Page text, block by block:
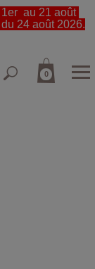
1er au 21 août
24 août 2026.
0